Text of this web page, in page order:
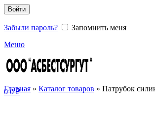
Войти
Забыли пароль?
Запомнить меня
Меню
00₽
Главная » Каталог товаров » Патрубок